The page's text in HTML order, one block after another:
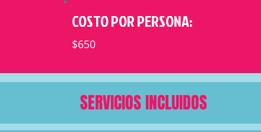
COSTO POR PERSONA:
$650
SERVICIOS INCLUIDOS